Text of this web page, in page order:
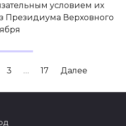
условием их
Президиума Верховного
3 … 17 Далее